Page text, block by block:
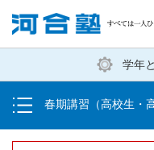
塾生の方
学年
春期講習（高校生・
受講料・お申し込み方法
受講開始までの流れ
校舎・教室一覧